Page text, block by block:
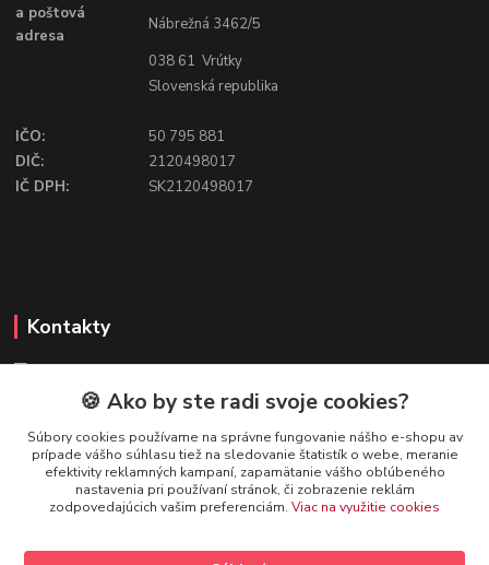
a poštová
adresa
Nábrežná 3462/5
038 61 Vrútky
Slovenská republika
IČO:
50 795 881
DIČ:
2120498017
IČ DPH:
SK2120498017
Kontakty
FIREFLY SHOP
Mgr. Ivana Kirschnerová
+421 918 763 777
🍪 Ako by ste radi svoje cookies?
Súbory cookies používame na správne fungovanie nášho e-shopu av
prípade vášho súhlasu tiež na sledovanie štatistík o webe, meranie
efektivity reklamných kampaní, zapamätanie vášho obľúbeného
nastavenia pri používaní stránok, či zobrazenie reklám
zodpovedajúcich vašim preferenciám. Viac na využitie cookies